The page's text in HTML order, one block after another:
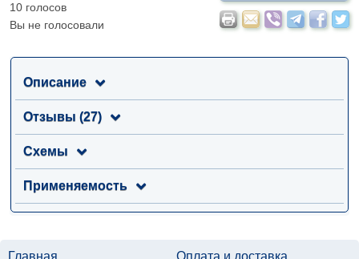
10 голосов
Вы не голосовали
Описание
Отзывы (27)
Схемы
Применяемость
Главная Оплата и доставка